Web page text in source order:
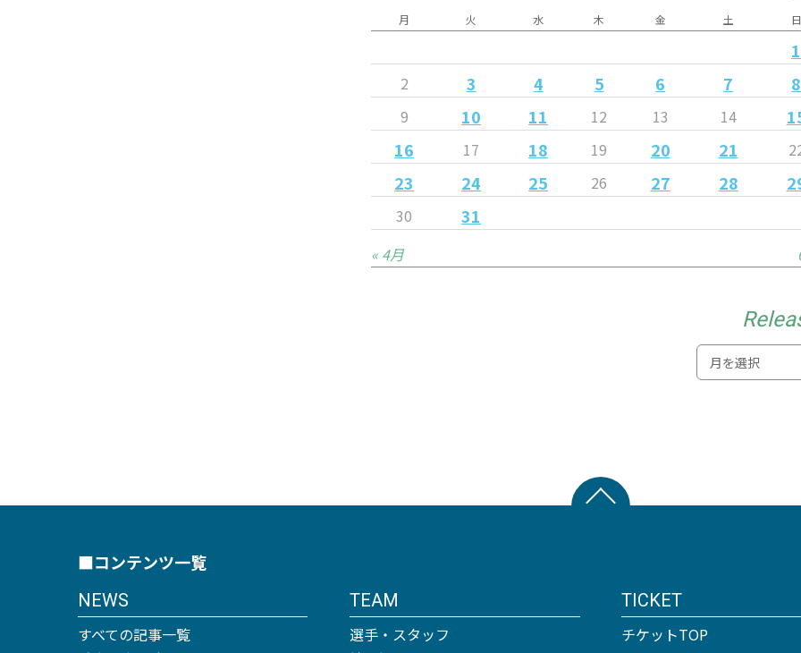
月 火 水 木 金 土 日
1
2 3 4 5 6 7 8
9 10 11 12 13 14
16
17 18 19 20 21
23 24 25 26 27 28
30 31
« 4月
■コンテンツ一覧
NEWS
すべての記事一覧
TEAM
選手・スタッフ
TICKET
チケットTOP